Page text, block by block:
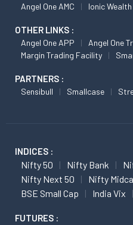
Angel One AMC Ionic Wealth
OTHER LINKS :
Angel One APP Angel One
Margin Trading Facility
PARTNERS :
Sensibull Smallcase
INDICES :
Nifty 50 Nifty Bank
Nifty Next 50
Nifty
BSE Small Cap
India Vix
FUTURES :